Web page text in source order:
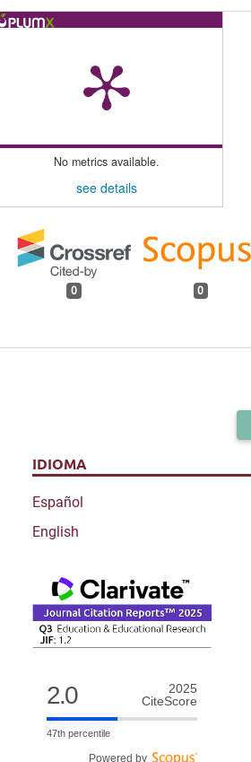
0 0
No metrics available.
see details
IDIOMA
Español
English
2.0
2025
CiteScore
47th percentile
Powered by